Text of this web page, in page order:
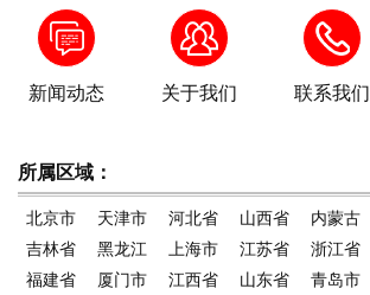
新闻动态 关于我们 联系我们
所属区域：
北京市 天津市 河北省 山西省 内蒙古
吉林省
黑龙江 上海市 江苏省 浙江省
福建省
厦门市 江西省 山东省 青岛市